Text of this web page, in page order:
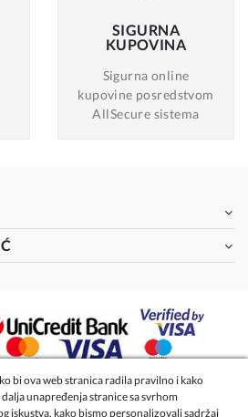
SIGURNA
KUPOVINA
Sigurna online
kupovine posredstvom
AllSecure sistema
Magistra Živanović
bi ova web stranica radila pravilno i kako
unapređenja stranice sa svrhom
iskustva, kako bismo personalizovali sadržaj